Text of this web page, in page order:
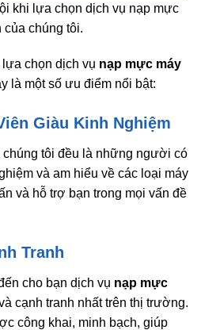
khi lựa chọn dịch vụ nạp mực
của chúng tôi.
chọn dịch vụ nạp mực máy
là một số ưu điểm nổi bật:
Giàu Kinh Nghiệm
tôi đều là những người có
và am hiểu về các loại máy
và hỗ trợ bạn trong mọi vấn đề
Tranh
cho bạn dịch vụ nạp mực
cạnh tranh nhất trên thị trường.
công khai, minh bạch, giúp